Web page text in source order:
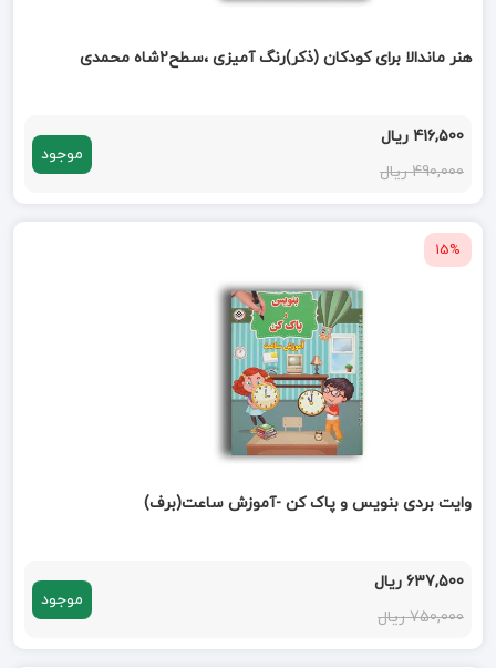
هنر ماندالا برای کودکان (ذکر)رنگ آمیزی ،سطح2شاه محمدی
416,500 ریال
490,000 ریال
موجود
15%
وایت بردی بنویس و پاک کن -آموزش ساعت(برف)
637,500 ریال
750,000 ریال
موجود